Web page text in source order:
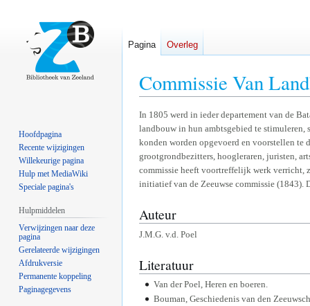
Commissie Van
Naar
navigatie
springen
Naar
zoeken
springen
In 1805 werd in ieder departement van de
landbouw in hun ambtsgebied te
konden worden opgevoerd en voorstellen te
grootgrondbezitters, hoogleraren, juristen,
commissie heeft voortreffelijk werk verricht,
initiatief van de Zeeuwse commissie (1843).
Auteur
J.M.G. v.d. Poel
Literatuur
Van der Poel, Heren en boeren.
Bouman, Geschiedenis van den
Pagina Overleg
Hoofdpagina
Recente wijzigingen
Willekeurige pagina
Hulp met MediaWiki
Speciale pagina's
Hulpmiddelen
Verwijzingen naar deze
pagina
Gerelateerde wijzigingen
Afdrukversie
Permanente koppeling
Paginagegevens